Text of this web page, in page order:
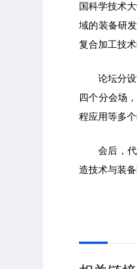
国科学技术
域的装备研
复合加工技
论坛分
四个分会场
程应用等多个
会后，
造技术与装